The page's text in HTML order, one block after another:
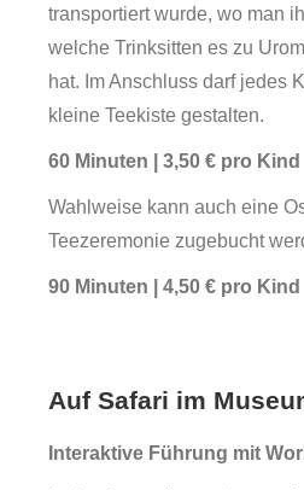
transportiert wurde, wo man
welche Trinksitten es zu
hat. Im Anschluss darf jedes
kleine Teekiste gestalten.
60 Minuten | 3,50 € pro Kind
Wahlweise kann auch eine
Teezeremonie zugebucht
90 Minuten | 4,50 € pro Kind
Auf Safari im
Interaktive Führung mit